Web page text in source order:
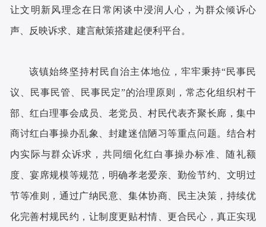
让文明新风理念在日常闲谈中浸润人心，为群众倾诉心
声、反映诉求、建言献策搭建起便利平台。
该镇始终坚持村民自治主体地位，牢牢秉持“民事民
议、民事民管、民事民定”的治理原则，常态化组织村干
部、红白理事会成员、老党员、村民代表齐聚长廊，集中
商讨红白事操办乱象、封建迷信陋习等重点问题。结合村
内实际与群众诉求，共同细化红白事操办标准、随礼额
度、宴席规模等规范，明确孝老爱亲、勤俭节约、文明过
节等准则，通过广纳民意、集体协商、民主决策，持续优
化完善村规民约，让制度更贴村情、更合民心，真正实现